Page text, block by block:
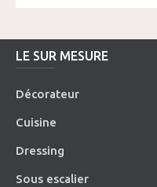
LE SUR MESURE
Décorateur
Cuisine
Dressing
Sous escalier